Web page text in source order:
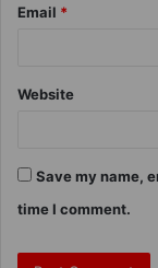
Email *
Website
Save my name,
time I comment.